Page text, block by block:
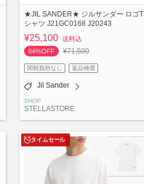
★JIL SANDER★ ジルサンダー ロゴT
シャツ J21GC0168 J20243
¥25,100 送料込
64%OFF
¥71,500
関税負担なし 返品補償
Jil Sander
SHOP
STELLASTORE
タイムセール